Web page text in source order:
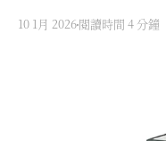
10 1月 2026 閱讀時間 4 分鐘